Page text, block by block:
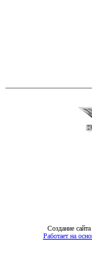
Создание
Работает на